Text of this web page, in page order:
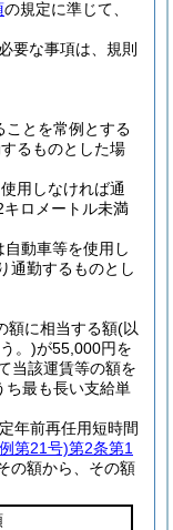
の規定に準じて、
要な事項は、規則
ことを常例とする
るものとした場
用しなければ通
ロメートル未満
動車等を使用し
通勤するものとし
額に相当する額(以
。)が55,000円を
当該運賃等の額を
ち最も長い支給単
年前再任用短時間
第21号)第2条第1
の額から、その額